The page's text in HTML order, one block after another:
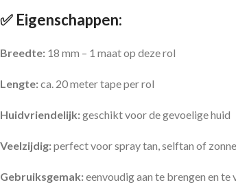
✅ Eigenschappen:
Breedte: 18 mm – 1 maat op deze rol
Lengte:ca. 20 meter tape per rol
Huidvriendelijk:geschikt voor de gevoelige huid
Veelzijdig:perfect voor spray tan, selftan of
Gebruiksgemak:eenvoudig aan te brengen en te